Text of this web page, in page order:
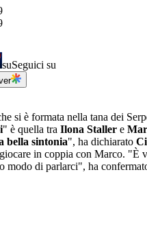
suSeguici su
si è formata nella tana dei
" è quella tra Ilona Staller e
bella sintonia", ha dichiarato
in coppia con Marco. "È
modo di parlarci", ha